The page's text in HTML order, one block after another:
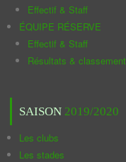
Effectif & Staff
ÉQUIPE RÉSERVE
Effectif & Staff
Résultats & classement
SAISON 2019/2020
Les clubs
Les stades